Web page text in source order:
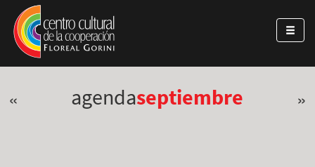
Pasar al contenido principal
Jump to main content
« agendaseptiembre »